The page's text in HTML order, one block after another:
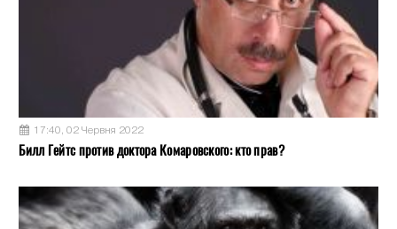
17:40, 02 Червня 2022
Билл Гейтс против доктора Комаровского: кто прав?